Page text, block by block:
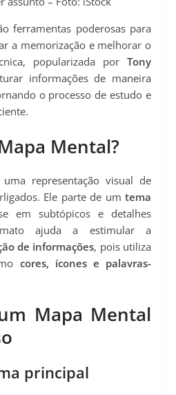
ferramentas poderosas para
a memorização e melhorar o
popularizada por Tony
informações de maneira
o processo de estudo e
Mental?
representação visual de
Ele parte de um tema
em subtópicos e detalhes
ajuda a estimular a
de informações, pois utiliza
cores, ícones e palavras-
Mapa Mental
principal